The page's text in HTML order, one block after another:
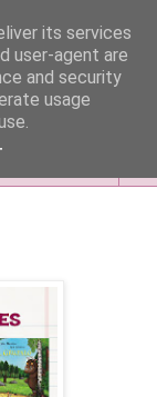
its services
user-agent are
and security
usage